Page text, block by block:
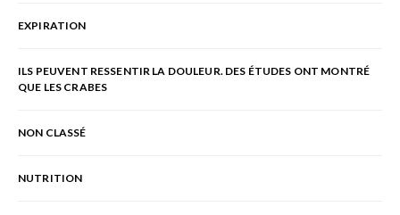
EXPIRATION
ILS PEUVENT RESSENTIR LA DOULEUR. DES ÉTUDES ONT MONTRÉ
QUE LES CRABES
NON CLASSÉ
NUTRITION